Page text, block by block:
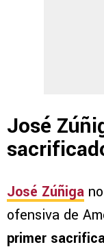
José
José Zúñiga
ofensiva de
primer